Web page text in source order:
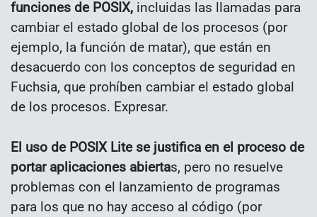
funciones de POSIX, incluidas las llamadas para
cambiar el estado global de los procesos (por
ejemplo, la función de matar), que están en
desacuerdo con los conceptos de seguridad en
Fuchsia, que prohíben cambiar el estado global
de los procesos. Expresar.
El uso de POSIX Lite se justifica en el proceso de
portar aplicaciones abiertas, pero no resuelve
problemas con el lanzamiento de programas
para los que no hay acceso al código (por